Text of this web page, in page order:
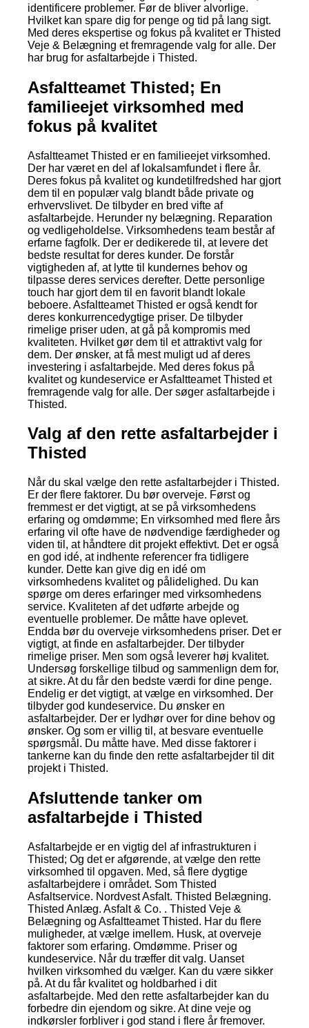
identificere problemer. Før de bliver alvorlige.
Hvilket kan spare dig for penge og tid på lang sigt.
Med deres ekspertise og fokus på kvalitet er Thisted
Veje & Belægning et fremragende valg for alle. Der
har brug for asfaltarbejde i Thisted.
Asfaltteamet Thisted; En
familieejet virksomhed med
fokus på kvalitet
Asfaltteamet Thisted er en familieejet virksomhed.
Der har været en del af lokalsamfundet i flere år.
Deres fokus på kvalitet og kundetilfredshed har gjort
dem til en populær valg blandt både private og
erhvervslivet. De tilbyder en bred vifte af
asfaltarbejde. Herunder ny belægning. Reparation
og vedligeholdelse. Virksomhedens team består af
erfarne fagfolk. Der er dedikerede til, at levere det
bedste resultat for deres kunder. De forstår
vigtigheden af, at lytte til kundernes behov og
tilpasse deres services derefter. Dette personlige
touch har gjort dem til en favorit blandt lokale
beboere. Asfaltteamet Thisted er også kendt for
deres konkurrencedygtige priser. De tilbyder
rimelige priser uden, at gå på kompromis med
kvaliteten. Hvilket gør dem til et attraktivt valg for
dem. Der ønsker, at få mest muligt ud af deres
investering i asfaltarbejde. Med deres fokus på
kvalitet og kundeservice er Asfaltteamet Thisted et
fremragende valg for alle. Der søger asfaltarbejde i
Thisted.
Valg af den rette asfaltarbejder i
Thisted
Når du skal vælge den rette asfaltarbejder i Thisted.
Er der flere faktorer. Du bør overveje. Først og
fremmest er det vigtigt, at se på virksomhedens
erfaring og omdømme; En virksomhed med flere års
erfaring vil ofte have de nødvendige færdigheder og
viden til, at håndtere dit projekt effektivt. Det er også
en god idé, at indhente referencer fra tidligere
kunder. Dette kan give dig en idé om
virksomhedens kvalitet og pålidelighed. Du kan
spørge om deres erfaringer med virksomhedens
service. Kvaliteten af det udførte arbejde og
eventuelle problemer. De måtte have oplevet.
Endda bør du overveje virksomhedens priser. Det er
vigtigt, at finde en asfaltarbejder. Der tilbyder
rimelige priser. Men som også leverer høj kvalitet.
Undersøg forskellige tilbud og sammenlign dem for,
at sikre. At du får den bedste værdi for dine penge.
Endelig er det vigtigt, at vælge en virksomhed. Der
tilbyder god kundeservice. Du ønsker en
asfaltarbejder. Der er lydhør over for dine behov og
ønsker. Og som er villig til, at besvare eventuelle
spørgsmål. Du måtte have. Med disse faktorer i
tankerne kan du finde den rette asfaltarbejder til dit
projekt i Thisted.
Afsluttende tanker om
asfaltarbejde i Thisted
Asfaltarbejde er en vigtig del af infrastrukturen i
Thisted; Og det er afgørende, at vælge den rette
virksomhed til opgaven. Med, så flere dygtige
asfaltarbejdere i området. Som Thisted
Asfaltservice. Nordvest Asfalt. Thisted Belægning.
Thisted Anlæg. Asfalt & Co. . Thisted Veje &
Belægning og Asfaltteamet Thisted. Har du flere
muligheder, at vælge imellem. Husk, at overveje
faktorer som erfaring. Omdømme. Priser og
kundeservice. Når du træffer dit valg. Uanset
hvilken virksomhed du vælger. Kan du være sikker
på. At du får kvalitet og holdbarhed i dit
asfaltarbejde. Med den rette asfaltarbejder kan du
forbedre din ejendom og sikre. At dine veje og
indkørsler forbliver i god stand i flere år fremover.